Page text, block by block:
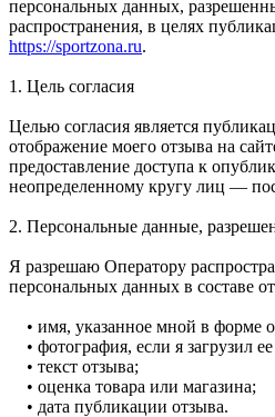
персональных данных,
распространения, в целях
https://sportzona.ru.
1. Цель согласия
Целью согласия является
отображение моего отзыва на
предоставление доступа к
неопределенному кругу лиц —
2. Персональные данные,
Я разрешаю Оператору
персональных данных в составе
• имя, указанное мной в форме
• фотография, если я загрузил
• текст отзыва;
• оценка товара или магазина;
• дата публикации отзыва.